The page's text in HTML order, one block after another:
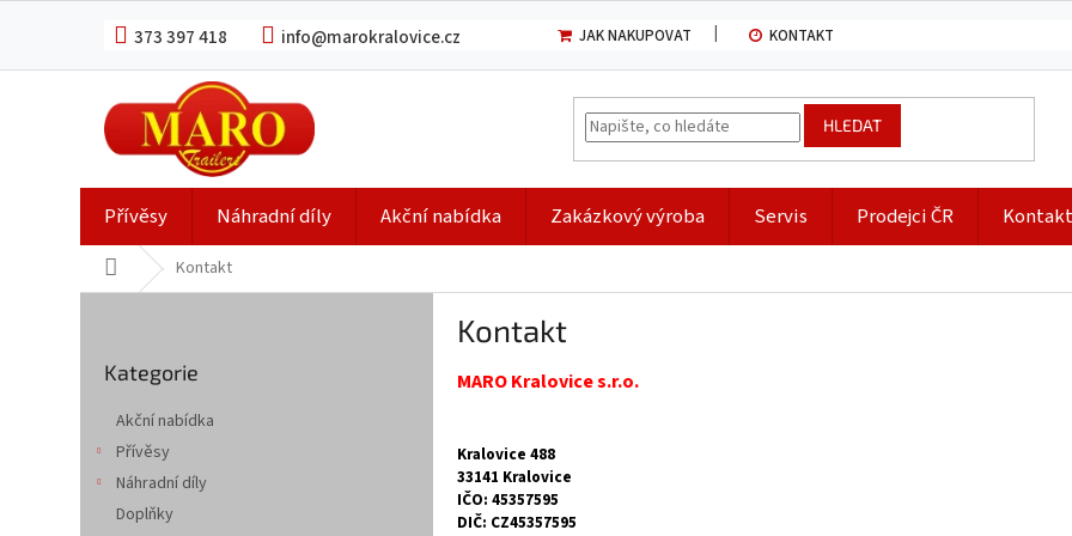
373 397 418 info@marokralovice.cz JAK NAKUPOVAT KONTAKT
HLEDAT
Přívěsy Náhradní díly Akční nabídka Zakázkový výroba Servis Prodejci ČR
Domů Kontakt
kategorie
Kategorie
Akční nabídka
Přívěsy
Náhradní díly
Doplňky
Kontakt
MARO Kralovice s.r.o.
Kralovice 488
33141 Kralovice
IČO: 45357595
DIČ: CZ45357595